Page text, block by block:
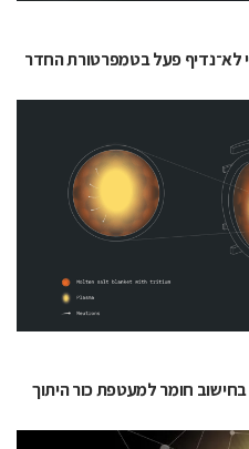
לא־נדיף פעל בטמפרטורת החדר